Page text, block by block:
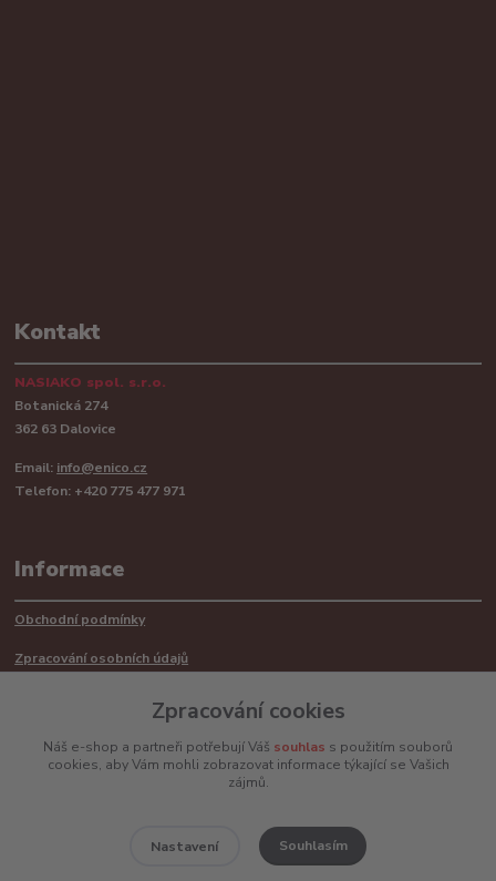
Kontakt
NASIAKO spol. s.r.o.
Botanická 274
362 63 Dalovice
Email: info@enico.cz
Telefon: +420 775 477 971
Informace
Obchodní podmínky
Zpracování osobních údajů
Mimosoudní řešení sporů ADR
Zpracování cookies
Náš e-shop a partneři potřebují Váš souhlas s použitím souborů
cookies, aby Vám mohli zobrazovat informace týkající se Vašich
zájmů.
Nastavení Souhlasím